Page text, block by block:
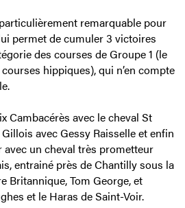
remarquable pour
permet de cumuler 3 victoires
des courses de Groupe 1 (le
hippiques), qui n’en compte
Cambacérès avec le cheval St
avec Gessy Raisselle et enfin
avec un cheval très prometteur
entrainé près de Chantilly sous la
Britannique, Tom George, et
et le Haras de Saint-Voir.